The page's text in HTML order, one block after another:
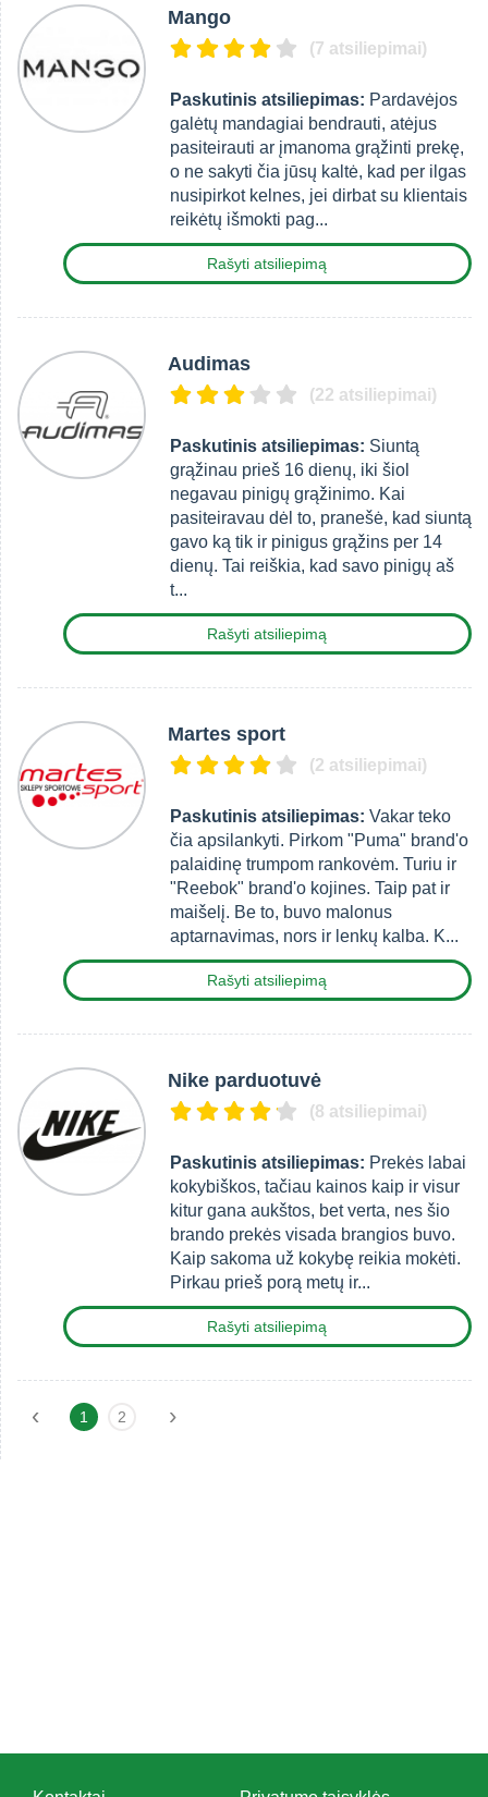
Mango
(7 atsiliepimai)
Paskutinis atsiliepimas: Pardavėjos
galėtų mandagiai bendrauti, atėjus
pasiteirauti ar įmanoma grąžinti prekę,
o ne sakyti čia jūsų kaltė, kad per ilgas
nusipirkot kelnes, jei dirbat su klientais
reikėtų išmokti pag...
Rašyti atsiliepimą
Audimas
(22 atsiliepimai)
Paskutinis atsiliepimas: Siuntą
grąžinau prieš 16 dienų, iki šiol
negavau pinigų grąžinimo. Kai
pasiteiravau dėl to, pranešė, kad siuntą
gavo ką tik ir pinigus grąžins per 14
dienų. Tai reiškia, kad savo pinigų aš
t...
Rašyti atsiliepimą
Martes sport
(2 atsiliepimai)
Paskutinis atsiliepimas: Vakar teko
čia apsilankyti. Pirkom "Puma" brand'o
palaidinę trumpom rankovėm. Turiu ir
"Reebok" brand'o kojines. Taip pat ir
maišelį. Be to, buvo malonus
aptarnavimas, nors ir lenkų kalba. K...
Rašyti atsiliepimą
Nike parduotuvė
(8 atsiliepimai)
Paskutinis atsiliepimas: Prekės labai
kokybiškos, tačiau kainos kaip ir visur
kitur gana aukštos, bet verta, nes šio
brando prekės visada brangios buvo.
Kaip sakoma už kokybę reikia mokėti.
Pirkau prieš porą metų ir...
Rašyti atsiliepimą
‹ 1 2 ›